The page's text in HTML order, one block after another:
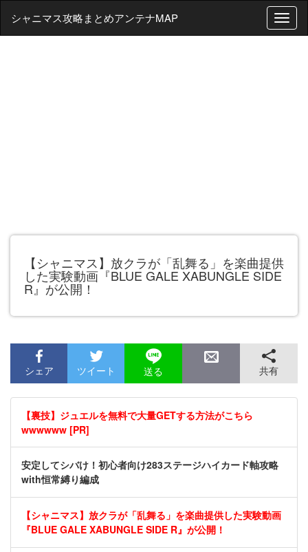
T
o
シャニマス攻略まとめアンテナMAP
【シャニマス】放クラが「乱舞る」を楽曲提供
した実験動画『BLUE GALE XABUNGLE SIDE
R』が公開！
シェア ツイート 送る 共有
【裏技】ジュエルを無料で大量GETする方法がこちら
wwwwww [PR]
安定してシバけ！初心者向け283ステージハイカード軸攻略
with恒常縛り編成
【シャニマス】放クラが「乱舞る」を楽曲提供した実験動画
『BLUE GALE XABUNGLE SIDE R』が公開！